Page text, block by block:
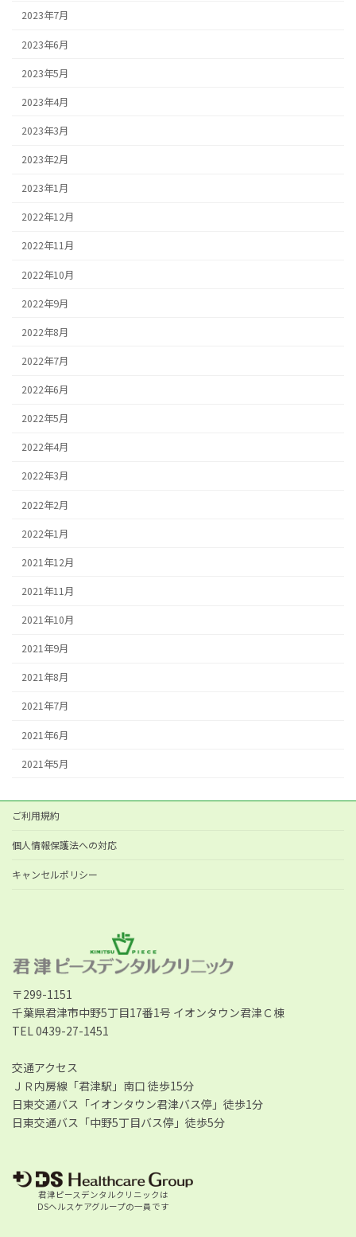
2023年7月
2023年6月
2023年5月
2023年4月
2023年3月
2023年2月
2023年1月
2022年12月
2022年11月
2022年10月
2022年9月
2022年8月
2022年7月
2022年6月
2022年5月
2022年4月
2022年3月
2022年2月
2022年1月
2021年12月
2021年11月
2021年10月
2021年9月
2021年8月
2021年7月
2021年6月
2021年5月
ご利用規約
個人情報保護法への対応
キャンセルポリシー
〒299-1151
千葉県君津市中野5丁目17番1号 イオンタウン君津Ｃ棟
TEL 0439-27-1451
交通アクセス
ＪＲ内房線「君津駅」南口 徒歩15分
日東交通バス「イオンタウン君津バス停」徒歩1分
日東交通バス「中野5丁目バス停」徒歩5分
君津ピースデンタルクリニックは
DSヘルスケアグループの一員です